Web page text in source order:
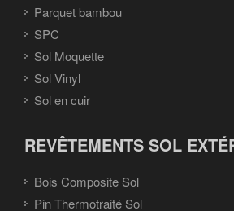
Parquet bambou
SPC
Sol Moquette
Sol Vinyl
Sol en cuir
REVÊTEMENTS SOL
Bois Composite Sol
Pin Thermotraité Sol